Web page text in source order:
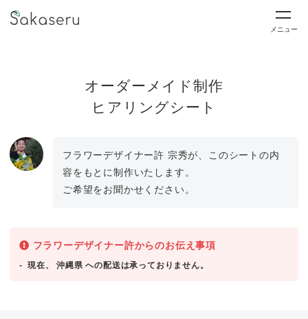
メニュー
オーダーメイド制作
ヒアリングシート
フラワーデザイナー許 宗秀が、このシートの内
容をもとに制作いたします。
ご希望をお聞かせください。
フラワーデザイナー許からのお伝え事項
現在、 沖縄県 への配送は承っておりません。